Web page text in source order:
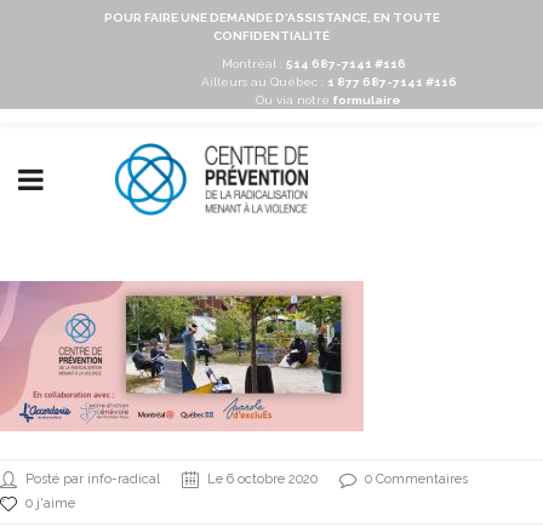
POUR FAIRE UNE DEMANDE D'ASSISTANCE, EN TOUTE
CONFIDENTIALITÉ
Montréal : 514 687-7141 #116
Ailleurs au Québec :
1 877 687-7141 #116
Ou via notre formulaire
Posté par info-radical Le 6 octobre 2020
0 Commentaires
0 j'aime